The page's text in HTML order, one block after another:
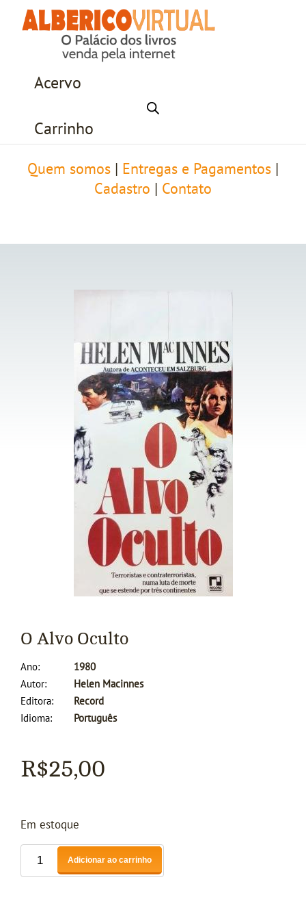
Acervo
Carrinho
Quem somos Entregas e Pagamentos
Cadastro
Contato
O Alvo Oculto
Ano
1980
Autor
Helen Macinnes
Editora
Record
Idioma
Português
R$25,00
Em estoque
Adicionar ao carrinho